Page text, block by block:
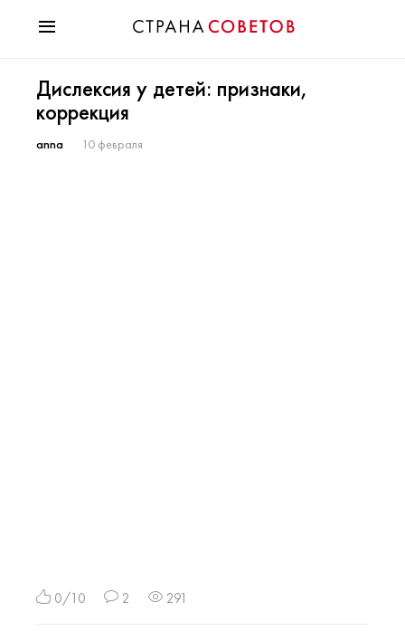
Мода
Звезды
Гороскопы
Дислексия у детей: признаки,
коррекция
anna 10 февраля
0/10 2 291